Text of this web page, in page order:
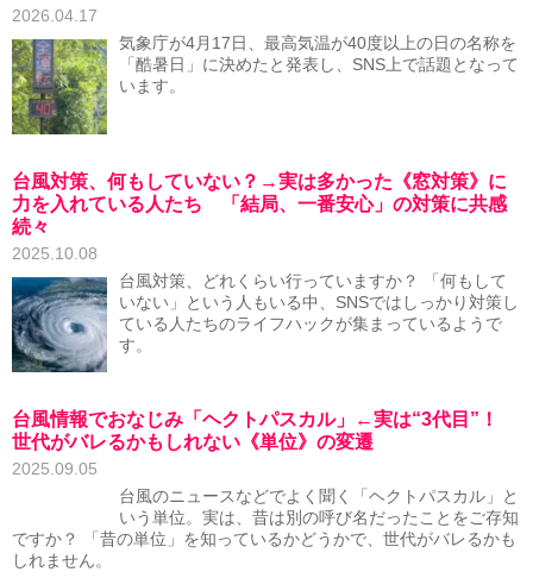
2026.04.17
気象庁が4月17日、最高気温が40度以上の日の名称を
「酷暑日」に決めたと発表し、SNS上で話題となって
います。
台風対策、何もしていない？→実は多かった《窓対策》に
力を入れている人たち 「結局、一番安心」の対策に共感
続々
2025.10.08
台風対策、どれくらい行っていますか？ 「何もして
いない」という人もいる中、SNSではしっかり対策し
ている人たちのライフハックが集まっているようで
す。
台風情報でおなじみ「ヘクトパスカル」←実は“3代目”！
世代がバレるかもしれない《単位》の変遷
2025.09.05
台風のニュースなどでよく聞く「ヘクトパスカル」と
いう単位。実は、昔は別の呼び名だったことをご存知
ですか？ 「昔の単位」を知っているかどうかで、世代がバレるかも
しれません。